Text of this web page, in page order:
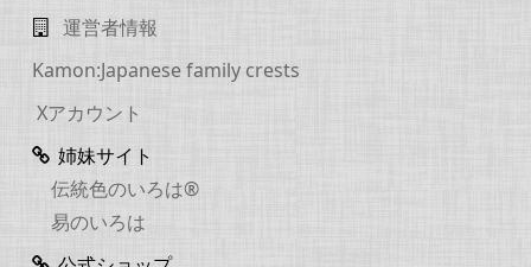
運営者情報
Kamon:Japanese family crests
Xアカウント
姉妹サイト
伝統色のいろは®
易のいろは